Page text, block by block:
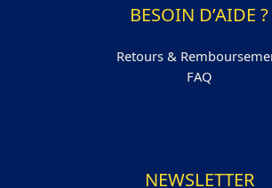
BESOIN D’AIDE ?
Retours &
FAQ
NEWSLETTER